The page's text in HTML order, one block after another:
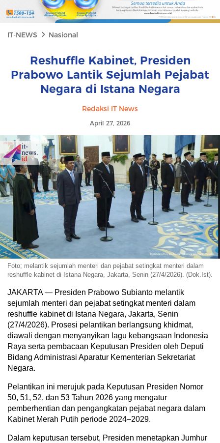
IT-NEWS Nasional
Reshuffle Kabinet, Presiden
Prabowo Lantik Sejumlah Pejabat
Negara di Istana Negara
Redaksi IT News
April 27, 2026
Foto; melantik sejumlah menteri dan pejabat setingkat menteri dalam
reshuffle kabinet di Istana Negara, Jakarta, Senin (27/4/2026). (Dok.Ist).
JAKARTA — Presiden Prabowo Subianto melantik
sejumlah menteri dan pejabat setingkat menteri dalam
reshuffle kabinet di Istana Negara, Jakarta, Senin
(27/4/2026). Prosesi pelantikan berlangsung khidmat,
diawali dengan menyanyikan lagu kebangsaan Indonesia
Raya serta pembacaan Keputusan Presiden oleh Deputi
Bidang Administrasi Aparatur Kementerian Sekretariat
Negara.
Pelantikan ini merujuk pada Keputusan Presiden Nomor
50, 51, 52, dan 53 Tahun 2026 yang mengatur
pemberhentian dan pengangkatan pejabat negara dalam
Kabinet Merah Putih periode 2024–2029.
Dalam keputusan tersebut, Presiden menetapkan Jumhur